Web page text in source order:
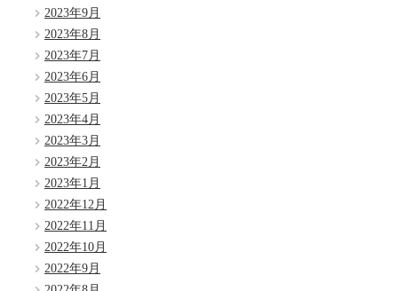
2023年9月
2023年8月
2023年7月
2023年6月
2023年5月
2023年4月
2023年3月
2023年2月
2023年1月
2022年12月
2022年11月
2022年10月
2022年9月